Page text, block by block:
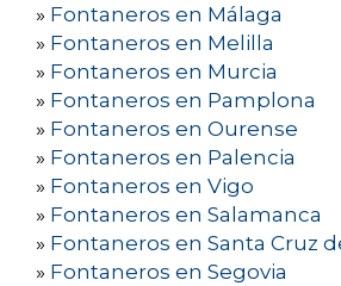
» Fontaneros en Málaga
» Fontaneros en Melilla
» Fontaneros en Murcia
» Fontaneros en Pamplona
» Fontaneros en Ourense
» Fontaneros en Palencia
» Fontaneros en Vigo
» Fontaneros en Salamanca
» Fontaneros en Santa Cruz
» Fontaneros en Segovia